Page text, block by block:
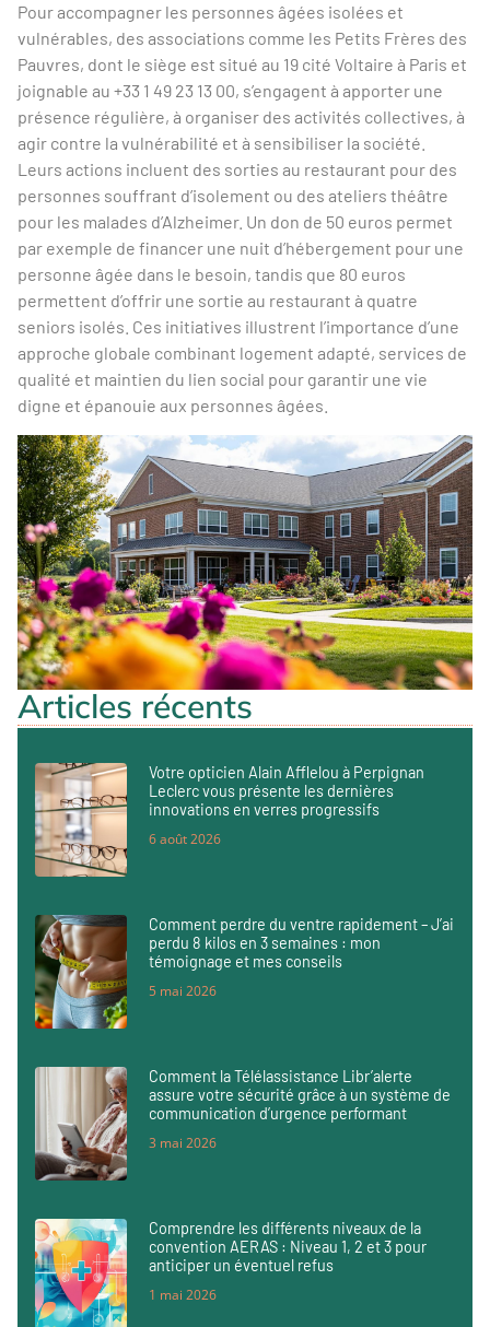
Pour accompagner les personnes âgées isolées et
vulnérables, des associations comme les Petits Frères des
Pauvres, dont le siège est situé au 19 cité Voltaire à Paris et
joignable au +33 1 49 23 13 00, s’engagent à apporter une
présence régulière, à organiser des activités collectives, à
agir contre la vulnérabilité et à sensibiliser la société.
Leurs actions incluent des sorties au restaurant pour des
personnes souffrant d’isolement ou des ateliers théâtre
pour les malades d’Alzheimer. Un don de 50 euros permet
par exemple de financer une nuit d’hébergement pour une
personne âgée dans le besoin, tandis que 80 euros
permettent d’offrir une sortie au restaurant à quatre
seniors isolés. Ces initiatives illustrent l’importance d’une
approche globale combinant logement adapté, services de
qualité et maintien du lien social pour garantir une vie
digne et épanouie aux personnes âgées.
Articles récents
Votre opticien Alain Afflelou à Perpignan
Leclerc vous présente les dernières
innovations en verres progressifs
6 août 2026
Comment perdre du ventre rapidement – J’ai
perdu 8 kilos en 3 semaines : mon
témoignage et mes conseils
5 mai 2026
Comment la Télélassistance Libr’alerte
assure votre sécurité grâce à un système de
communication d’urgence performant
3 mai 2026
Comprendre les différents niveaux de la
convention AERAS : Niveau 1, 2 et 3 pour
anticiper un éventuel refus
1 mai 2026